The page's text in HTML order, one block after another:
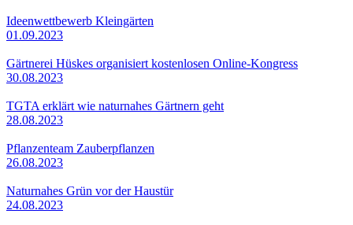
Ideenwettbewerb Kleingärten
01.09.2023
Gärtnerei Hüskes organisiert kostenlosen Online-Kongress
30.08.2023
TGTA erklärt wie naturnahes Gärtnern geht
28.08.2023
Pflanzenteam Zauberpflanzen
26.08.2023
Naturnahes Grün vor der Haustür
24.08.2023